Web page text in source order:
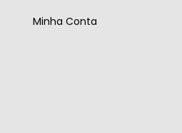
Minha Conta